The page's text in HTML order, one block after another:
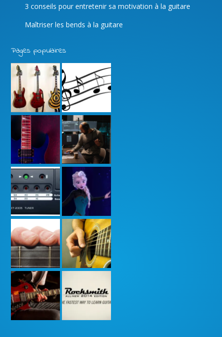
3 conseils pour entretenir sa motivation à la guitare
Maîtriser les bends à la guitare
Pages populaires